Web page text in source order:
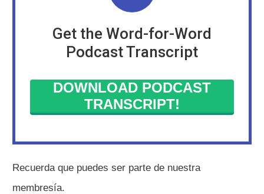
Get the Word-for-Word
Podcast Transcript
DOWNLOAD PODCAST
TRANSCRIPT!
Recuerda que puedes ser parte de nuestra
membresía.